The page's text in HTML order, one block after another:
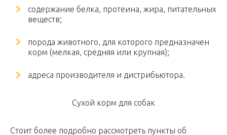
содержание белка, протеина, жира, питательных
веществ;
порода животного, для которого предназначен
корм (мелкая, средняя или крупная);
адреса производителя и дистрибьютора.
Сухой корм для собак
Стоит более подробно рассмотреть пункты об